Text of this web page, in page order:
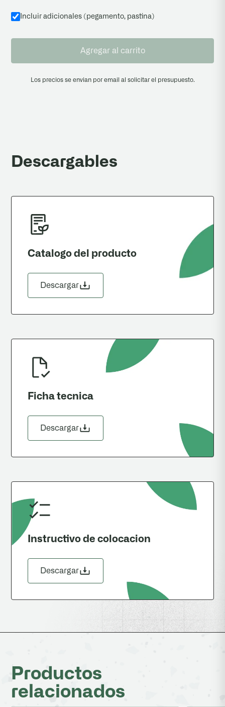
Incluir adicionales (pegamento, pastina)
Agregar al carrito
Los precios se envian por email al solicitar el presupuesto.
Descargables
Catalogo del producto
Descargar
Ficha tecnica
Descargar
Instructivo de colocacion
Descargar
Productos
relacionados